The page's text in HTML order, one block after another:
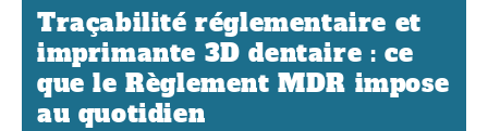
Traçabilité réglementaire et
imprimante 3D dentaire : ce
que le Règlement MDR impose
au quotidien